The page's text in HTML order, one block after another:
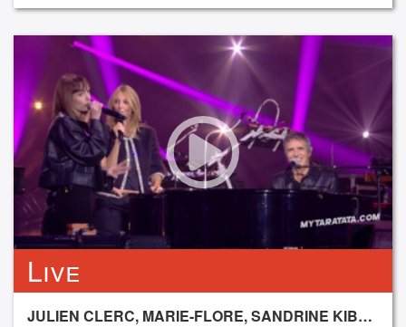
Live
JULIEN CLERC, MARIE-FLORE, SANDRINE KIBERLAIN, SUZANE